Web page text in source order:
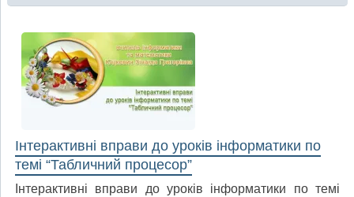
Інтерактивні вправи до уроків інформатики по
темі “Табличний процесор”
Інтерактивні вправи до уроків інформатики по темі